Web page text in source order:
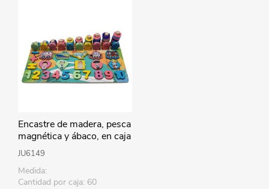
Encastre de madera, pesca
magnética y ábaco, en caja
JU6149
Medida:
Cantidad por caja: 60